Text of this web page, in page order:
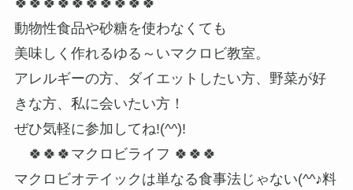
🍀🍀🍀🍀🍀🍀🍀🍀🍀🍀
動物性食品や砂糖を使わなくても
美味しく作れるゆる～いマクロビ教室。
アレルギーの方、ダイエットしたい方、野菜が好
きな方、私に会いたい方！
ぜひ気軽に参加してね!(^^)!
🍀🍀🍀マクロビライフ 🍀🍀🍀
マクロビオテイックは単なる食事法じゃない(^^♪料